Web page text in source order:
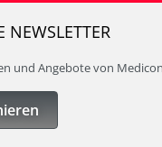
NEWSLETTER
und Angebote von